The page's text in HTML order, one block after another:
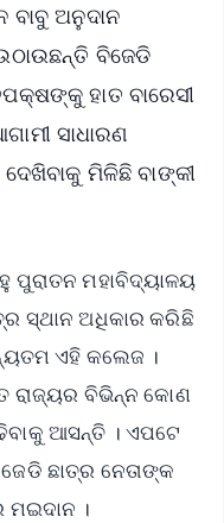
ବାବୁ ଅନୁଦାନ
ବିଜେଡି
ହାତ ବାରେସୀ
ସାଧାରଣ
ମିଳିଛି ବାଙ୍କୀ
ପୁରାତନ ମହାବିଦ୍ୟାଳୟ
ସ୍ଥାନ ଅଧିକାର କରିଛି
ଏହି କଲେଜ ।
ରାଜ୍ୟର ବିଭିନ୍ନ କୋଣ
ଆସନ୍ତି । ଏପଟେ
ଛାତ୍ର ନେତାଙ୍କ
।